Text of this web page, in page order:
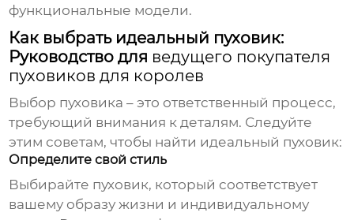
функциональные модели.
Как выбрать идеальный пуховик:
Руководство для ведущего покупателя
пуховиков для королев
Выбор пуховика – это ответственный процесс,
требующий внимания к деталям. Следуйте
этим советам, чтобы найти идеальный пуховик:
Определите свой стиль
Выбирайте пуховик, который соответствует
вашему образу жизни и индивидуальному